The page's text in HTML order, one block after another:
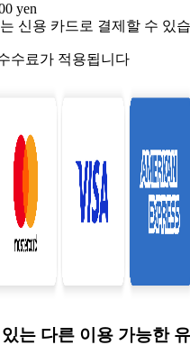
yen
신용 카드로 결제할 수 있
수료가 적용됩니다
는 다른 이용 가능한